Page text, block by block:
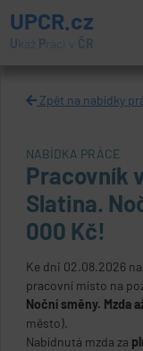
UPCR.cz
U kaž Práci v ČR
Zpět na nabídky
NABÍDKA PRÁCE
Pracovník
Slatina.
000 Kč!
Ke dni 02.08.2026
pracovní místo na
Noční směny. Mzda
město).
Nabídnutá mzda za